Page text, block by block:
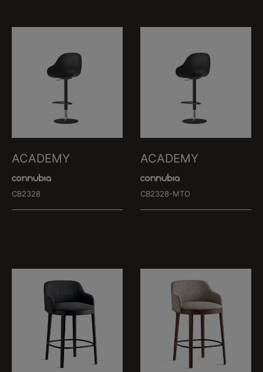
ACADEMY
CB2328
ACADEMY
CB2328-MTO